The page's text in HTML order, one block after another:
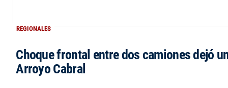
REGIONALES
Choque frontal entre dos camiones dejó
Arroyo Cabral